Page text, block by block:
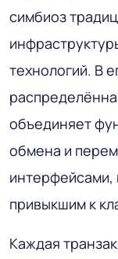
симбиоз
технологий. В
объединяет
обмена и
интерфейсами,
привыкшим к
Каждая